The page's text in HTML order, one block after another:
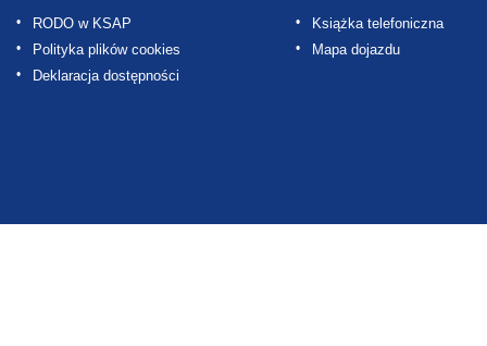
RODO w KSAP
Polityka plików cookies
Deklaracja dostępności
Książka telefoniczna
Mapa dojazdu